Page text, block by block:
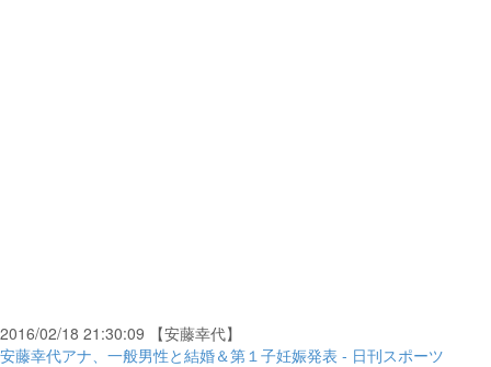
2016/02/18 21:30:09 【安藤幸代】
安藤幸代アナ、一般男性と結婚＆第１子妊娠発表 - 日刊スポーツ